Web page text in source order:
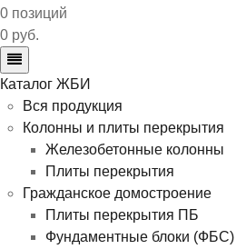
0 позиций
0 руб.
Каталог ЖБИ
Вся продукция
Колонны и плиты перекрытия
Железобетонные колонны
Плиты перекрытия
Гражданское домостроение
Плиты перекрытия ПБ
Фундаментные блоки (ФБС)